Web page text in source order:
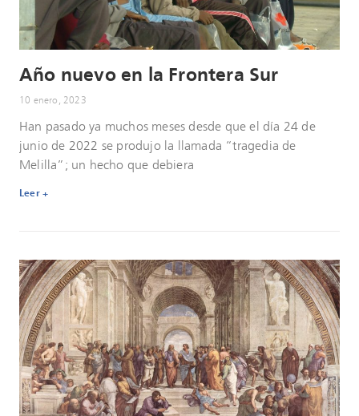
Año nuevo en la Frontera Sur
10 enero, 2023
Han pasado ya muchos meses desde que el día 24 de
junio de 2022 se produjo la llamada “tragedia de
Melilla”; un hecho que debiera
Leer +